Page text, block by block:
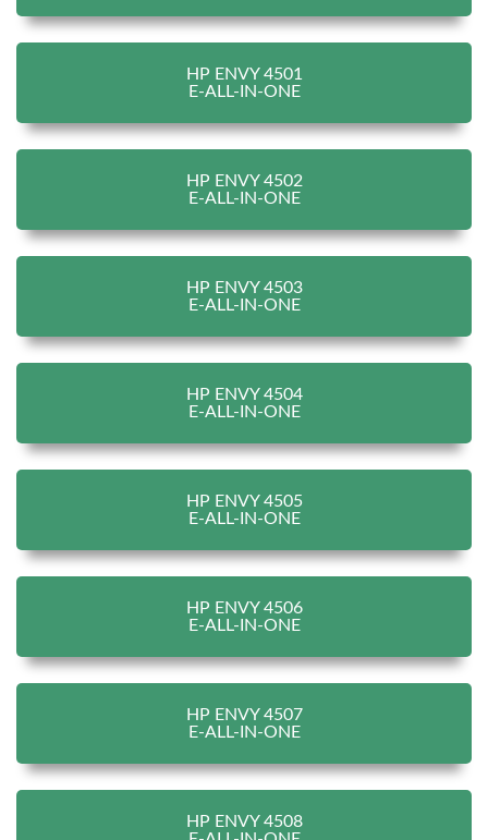
HP ENVY 4501
E-ALL-IN-ONE
HP ENVY 4502
E-ALL-IN-ONE
HP ENVY 4503
E-ALL-IN-ONE
HP ENVY 4504
E-ALL-IN-ONE
HP ENVY 4505
E-ALL-IN-ONE
HP ENVY 4506
E-ALL-IN-ONE
HP ENVY 4507
E-ALL-IN-ONE
HP ENVY 4508